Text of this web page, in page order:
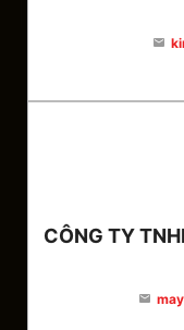
email
CÔNG TY
email